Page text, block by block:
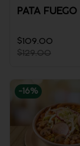
PATA FUEGO
$109.00
$129.00
-16%